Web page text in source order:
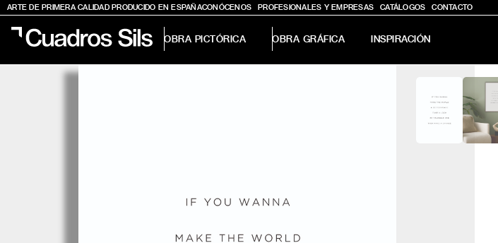
ARTE DE PRIMERA CALIDAD PRODUCIDO EN ESPAÑACONÓCENOS PROFESIONALES Y EMPRESAS CATÁLOGOS CONTACTO
OBRA PICTÓRICA OBRA GRÁFICA INSPIRACIÓN
Obra Pictórica